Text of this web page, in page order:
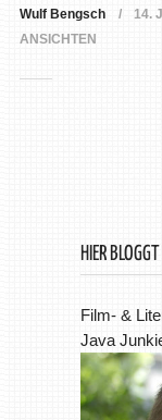
Wulf Bengsch 14.
ANSICHTEN
HIER
Film- &
Java